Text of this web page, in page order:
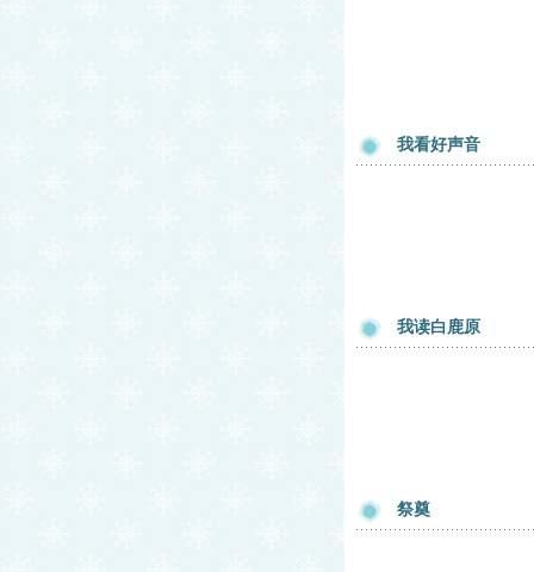
我看好声音
我读白鹿原
祭奠